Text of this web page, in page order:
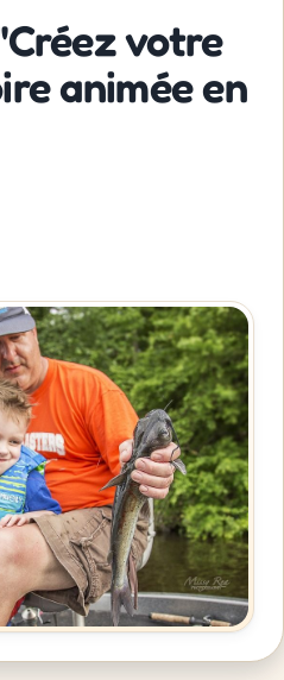
votre
animée en